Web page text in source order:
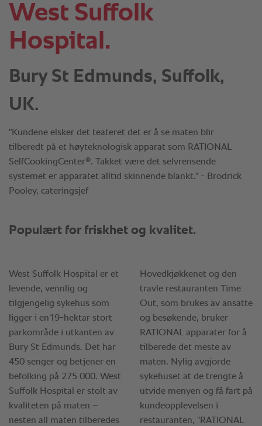
West Suffolk
Hospital.
Bury St Edmunds, Suffolk,
UK.
"Kundene elsker det teateret det er å se maten blir
tilberedt på et høyteknologisk apparat som RATIONAL
SelfCookingCenter®. Takket være det selvrensende
systemet er apparatet alltid skinnende blankt." - Brodrick
Pooley, cateringsjef